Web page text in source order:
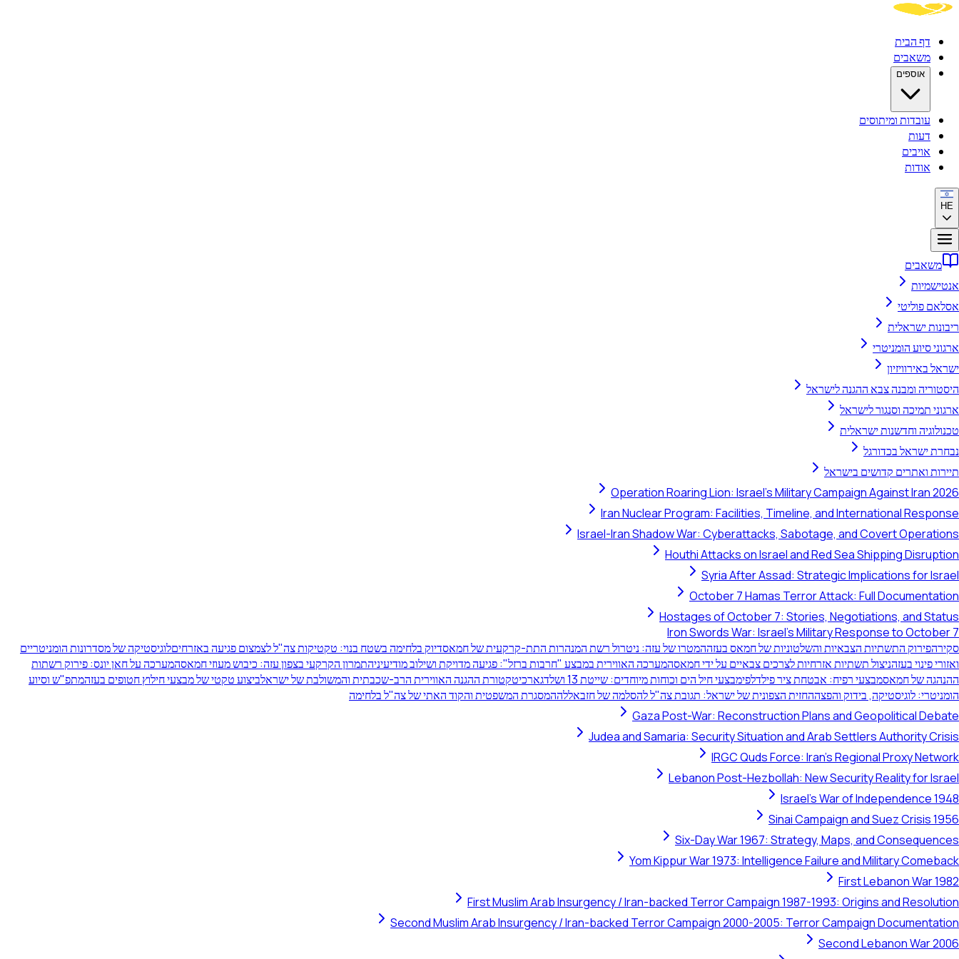
דף הבית
משאבים
אוספים
עובדות ומיתוסים
דעות
אויבים
אודות
HE
משאבים
אנטישמיות
אסלאם פוליטי
ריבונות ישראלית
ארגוני סיוע הומניטרי
ישראל באירוויזיון
היסטוריה ומבנה צבא ההגנה לישראל
ארגוני תמיכה וסנגור לישראל
טכנולוגיה וחדשנות ישראלית
נבחרת ישראל בכדורגל
תיירות ואתרים קדושים בישראל
Operation Roaring Lion: Israel's Military Campaign Against Iran 2026
Iran Nuclear Program: Facilities, Timeline, and International Response
Israel-Iran Shadow War: Cyberattacks, Sabotage, and Covert Operations
Houthi Attacks on Israel and Red Sea Shipping Disruption
Syria After Assad: Strategic Implications for Israel
October 7 Hamas Terror Attack: Full Documentation
Hostages of October 7: Stories, Negotiations, and Status
Iron Swords War: Israel's Military Response to October 7
סקירהפירוק התשתיות הצבאיות והשלטוניות של חמאס בעזההמטרו של עזה: ניטרול רשת המנהרות התת-קרקעית של חמאסדיוק בלחימה בשטח בנוי: טקטיקות צה"ל לצמצום פגיעה באזרחיםלוגיסטיקה של מסדרונות הומניטריים
ואזורי פינוי בעזהניצול תשתיות אזרחיות לצרכים צבאיים על ידי חמאסהמערכה האווירית במבצע "חרבות ברזל": פגיעה מדויקת ושילוב מודיעיניהתמרון הקרקעי בצפון עזה: כיבוש מעוזי חמאסהמערכה על חאן יונס: פירוק רשתות
ההנהגה של חמאסמבצעי רפיח: אבטחת ציר פילדלפימבצעי חיל הים וכוחות מיוחדים: שייטת 13 ושלדג ארכיטקטורת ההגנה האווירית הרב-שכבתית והמשולבת של ישראלביצוע טקטי של מבצעי חילוץ חטופים בעזהמתפ"ש וסיוע
הומניטרי: לוגיסטיקה, בידוק והפצההחזית הצפונית של ישראל: תגובת צה"ל להסלמה של חזבאללההמסגרת המשפטית והקוד האתי של צה"ל בלחימה
Gaza Post-War: Reconstruction Plans and Geopolitical Debate
Judea and Samaria: Security Situation and Arab Settlers Authority Crisis
IRGC Quds Force: Iran's Regional Proxy Network
Lebanon Post-Hezbollah: New Security Reality for Israel
Israel's War of Independence 1948
Sinai Campaign and Suez Crisis 1956
Six-Day War 1967: Strategy, Maps, and Consequences
Yom Kippur War 1973: Intelligence Failure and Military Comeback
First Lebanon War 1982
First Muslim Arab Insurgency / Iran-backed Terror Campaign 1987-1993: Origins and Resolution
Second Muslim Arab Insurgency / Iran-backed Terror Campaign 2000-2005: Terror Campaign Documentation
Second Lebanon War 2006